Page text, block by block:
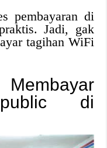
pembayaran di
Jadi, gak
tagihan WiFi
di